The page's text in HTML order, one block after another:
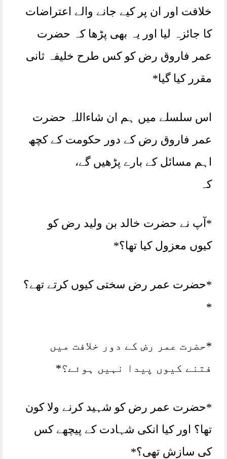
خلافت اور ان پر کیے جانے والے اعتراضات
کا جائزہ لیا اور یہ بھی پڑھا کہ حضرت
عمر فاروق رض کو کس طرح خلیفہ ثانی
مقرر کیا گیا*
اس سلسلے میں ہم ان شاءاللہ حضرت
عمر فاروق رض کے دور حکومت کے کچھ
اہم مسائل کے بارے پڑھیں گے،
کہ
*آپ نے حضرت خالد بن ولید رض کو
کیوں معزول کیا تھا؟*
*حضرت عمر رض سختی کیوں کرتے تھے؟
*
*حضرت عمر رض کے دور خلافت میں
فتنے کیوں پیدا نہیں ہوئے؟*
*حضرت عمر رض کو شہید کرنے ولا کون
تھا؟ اور کیا انکی شہادت کے پیچھے کس
کی سازش تھی؟*